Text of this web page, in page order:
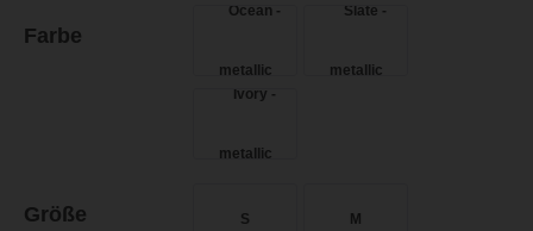
Farbe
Größe S M